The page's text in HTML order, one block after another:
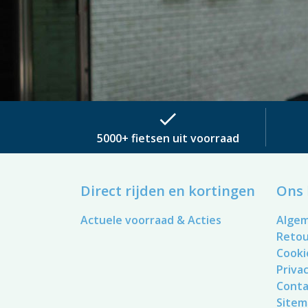
check
5000+ fietsen uit voorraad
Direct rijden en kortingen
Actuele voorraad & Acties